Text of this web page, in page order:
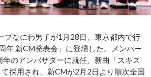
なにわ男子が1月28日、東京都内で行
年 新CM発表会」に登壇した。メンバー
のアンバサダーに就任。新曲「スキス
採用され、新CMが2月2日より順次全国